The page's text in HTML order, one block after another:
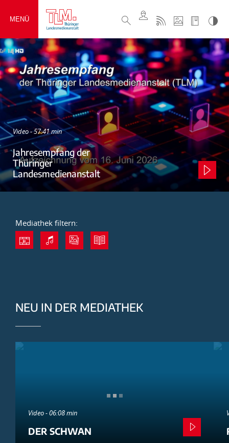
MENÜ
Video - 57:41 min
Jahresempfang der
Thüringer
Landesmedienanstalt
Mediathek filtern:
NEU IN DER MEDIATHEK
Video - 06:08 min
DER SCHWAN